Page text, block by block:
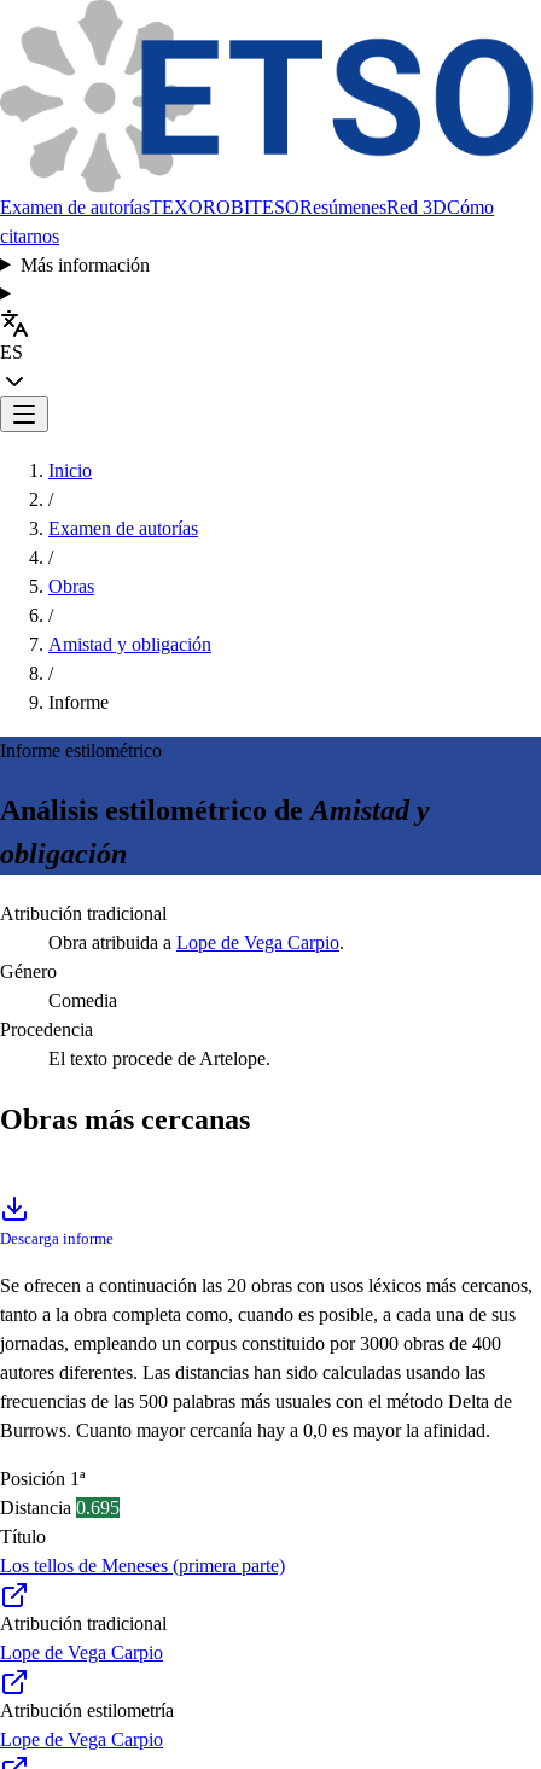
Examen de autoríasTEXOROBITESOResúmenesRed 3DCómo
citarnos
Más información
ES
Inicio
/
Examen de autorías
/
Obras
/
Amistad y obligación
/
Informe
Informe estilométrico
Análisis estilométrico deAmistad y
obligación
Atribución tradicional
Obra atribuida a Lope de Vega Carpio.
Género
Comedia
Procedencia
El texto procede de Artelope.
Obras más cercanas
Descarga informe
Se ofrecen a continuación las 20 obras con usos léxicos más cercanos,
tanto a la obra completa como, cuando es posible, a cada una de sus
jornadas, empleando un corpus constituido por 3000 obras de 400
autores diferentes. Las distancias han sido calculadas usando las
frecuencias de las 500 palabras más usuales con el método Delta de
Burrows. Cuanto mayor cercanía hay a 0,0 es mayor la afinidad.
Posición 1ª
Distancia 0.695
Título
Los tellos de Meneses (primera parte)
Atribución tradicional
Lope de Vega Carpio
Atribución estilometría
Lope de Vega Carpio